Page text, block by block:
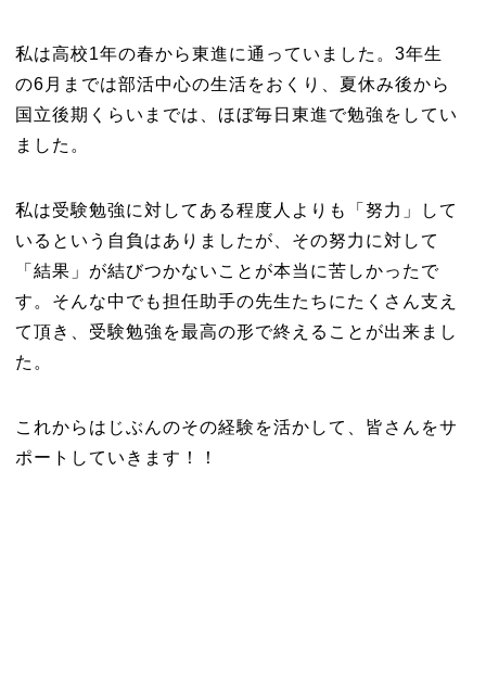
私は高校1年の春から東進に通っていました。3年生
の6月までは部活中心の生活をおくり、夏休み後から
国立後期くらいまでは、ほぼ毎日東進で勉強をしてい
ました。
私は受験勉強に対してある程度人よりも「努力」して
いるという自負はありましたが、その努力に対して
「結果」が結びつかないことが本当に苦しかったで
す。そんな中でも担任助手の先生たちにたくさん支え
て頂き、受験勉強を最高の形で終えることが出来まし
た。
これからはじぶんのその経験を活かして、皆さんをサ
ポートしていきます！！